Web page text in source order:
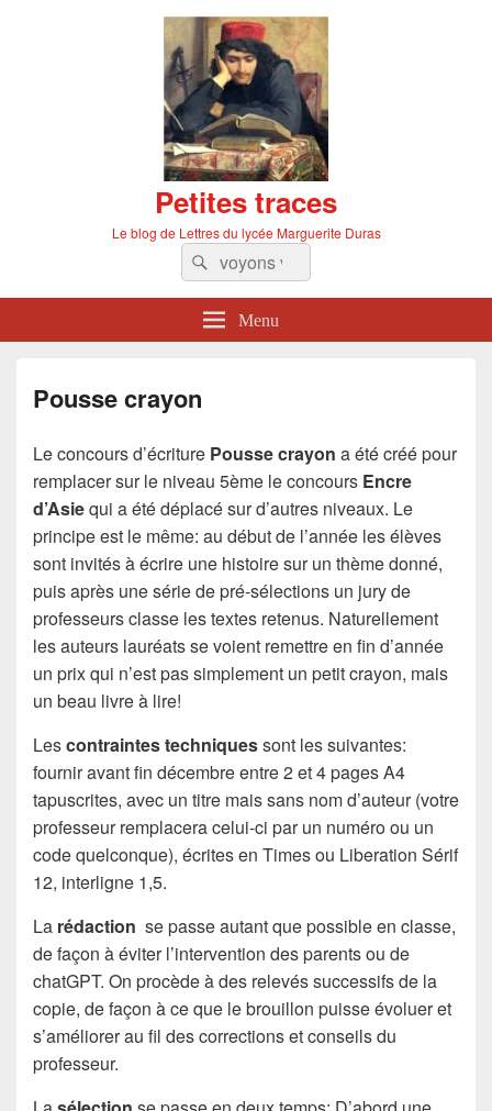
Petites traces
Le blog de Lettres du lycée Marguerite Duras
Recherche :
Rechercher
Menu
Pousse crayon
Le concours d’écriture Pousse crayon a été créé pour
remplacer sur le niveau 5ème le concours Encre
d’Asiequi a été déplacé sur d’autres niveaux. Le
principe est le même: au début de l’année les élèves
sont invités à écrire une histoire sur un thème donné,
puis après une série de pré-sélections un jury de
professeurs classe les textes retenus. Naturellement
les auteurs lauréats se voient remettre en fin d’année
un prix qui n’est pas simplement un petit crayon, mais
un beau livre à lire!
Lescontraintes techniquessont les suivantes:
fournir avant fin décembre entre 2 et 4 pages A4
tapuscrites, avec un titre mais sans nom d’auteur (votre
professeur remplacera celui-ci par un numéro ou un
code quelconque), écrites en Times ou Liberation Sérif
12, interligne 1,5.
La rédaction se passe autant que possible en classe,
de façon à éviter l’intervention des parents ou de
chatGPT. On procède à des relevés successifs de la
copie, de façon à ce que le brouillon puisse évoluer et
s’améliorer au fil des corrections et conseils du
professeur.